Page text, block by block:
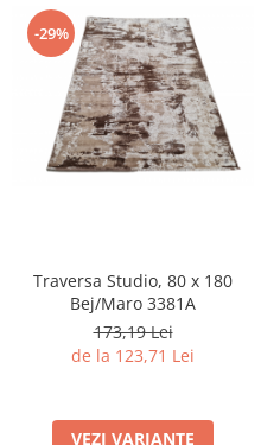
-29%
Traversa Studio, 80 x 180
Bej/Maro 3381A
173,19 Lei
de la 123,71 Lei
VEZI VARIANTE